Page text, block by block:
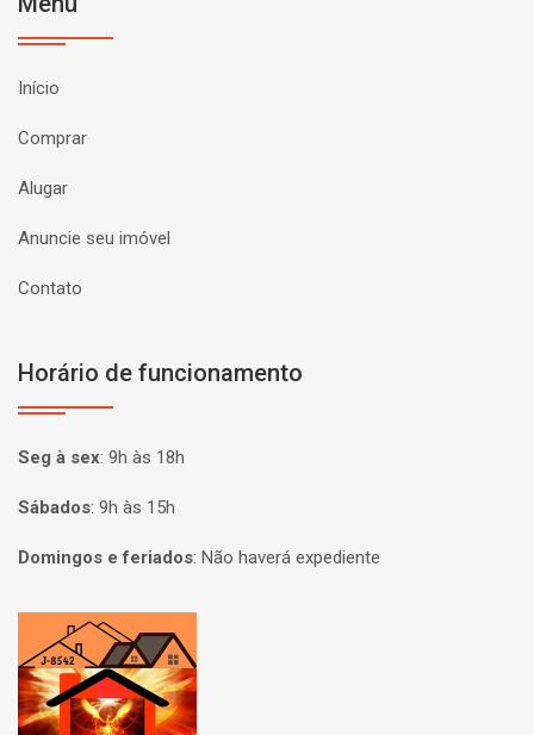
Início
Comprar
Alugar
Anuncie seu imóvel
Contato
Horário de funcionamento
Seg à sex: 9h às 18h
Sábados: 9h às 15h
Domingos e feriados: Não haverá expediente
Página inicial